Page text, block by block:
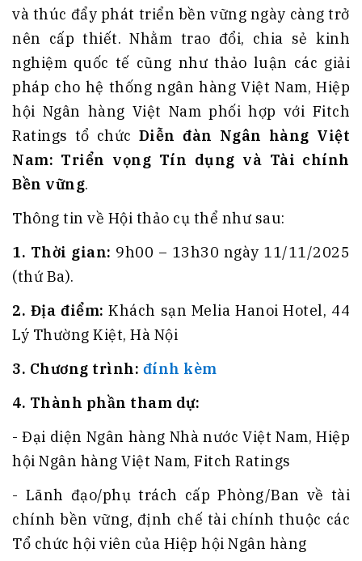
và thúc đẩy phát triển bền vững ngày càng trở
nên cấp thiết. Nhằm trao đổi, chia sẻ kinh
nghiệm quốc tế cũng như thảo luận các giải
pháp cho hệ thống ngân hàng Việt Nam, Hiệp
hội Ngân hàng Việt Nam phối hợp với Fitch
Ratings tổ chức Diễn đàn Ngân hàng Việt
Nam: Triển vọng Tín dụng và Tài chính
Bền vững.
Thông tin về Hội thảo cụ thể như sau:
1. Thời gian: 9h00 – 13h30 ngày 11/11/2025
(thứ Ba).
2. Địa điểm:Khách sạn Melia Hanoi Hotel, 44
Lý Thường Kiệt, Hà Nội
3. Chương trình: đính kèm
4. Thành phần tham dự:
- Đại diện Ngân hàng Nhà nước Việt Nam, Hiệp
hội Ngân hàng Việt Nam, Fitch Ratings
- Lãnh đạo/phụ trách cấp Phòng/Ban về tài
chính bền vững, định chế tài chính thuộc các
Tổ chức hội viên của Hiệp hội Ngân hàng